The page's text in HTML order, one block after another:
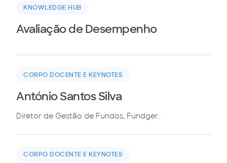
KNOWLEDGE HUB
Avaliação de Desempenho
CORPO DOCENTE E KEYNOTES
António Santos Silva
Diretor de Gestão de Fundos, Fundger.
CORPO DOCENTE E KEYNOTES